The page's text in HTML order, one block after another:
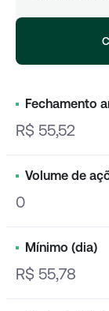
Fechamento
R$ 55,52
Volume de
0
Mínimo (dia)
R$ 55,78